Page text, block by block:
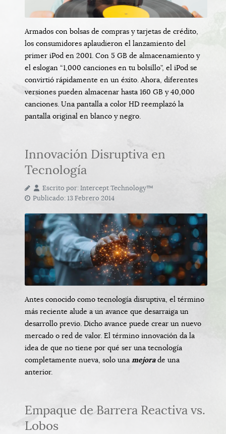
Armados con bolsas de compras y tarjetas de crédito,
los consumidores aplaudieron el lanzamiento del
primer iPod en 2001. Con 5 GB de almacenamiento y
el eslogan “1,000 canciones en tu bolsillo”, el iPod se
convirtió rápidamente en un éxito. Ahora, diferentes
versiones pueden almacenar hasta 160 GB y 40,000
canciones. Una pantalla a color HD reemplazó la
pantalla original en blanco y negro.
Innovación Disruptiva en
Tecnología
Escrito por:Intercept Technology™
Publicado: 13 Febrero 2014
Antes conocido como tecnología disruptiva, el término
más reciente alude a un avance que desarraiga un
desarrollo previo. Dicho avance puede crear un nuevo
mercado o red de valor. El término innovación da la
idea de que no tiene por qué ser una tecnología
completamente nueva, solo una mejorade una
anterior.
Empaque de Barrera Reactiva vs.
Lobos